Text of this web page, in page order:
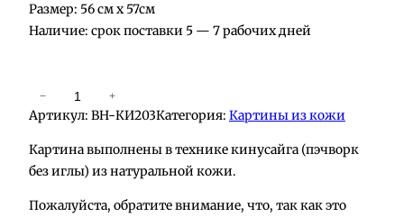
Размер: 56 см х 57см
Наличие: срок поставки 5 — 7 рабочих дней
о
л
и
е
− +
Артикул: BH-КИ203Категория: Картины из кожи
Картина выполнены в технике кинусайга (пэчворк
без иглы) из натуральной кожи.
Пожалуйста, обратите внимание, что, так как это